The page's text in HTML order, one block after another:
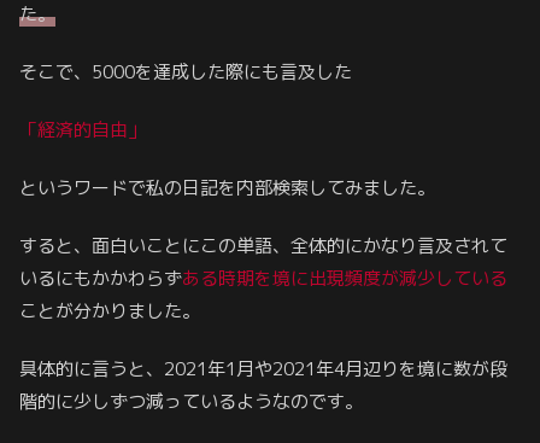
た。
そこで、5000を達成した際にも言及した
「経済的自由」
というワードで私の日記を内部検索してみました。
すると、面白いことにこの単語、全体的にかなり言及されて
いるにもかかわらずある時期を境に出現頻度が減少している
ことが分かりました。
具体的に言うと、2021年1月や2021年4月辺りを境に数が段
階的に少しずつ減っているようなのです。